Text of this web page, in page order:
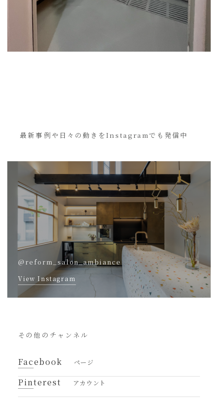
最新事例や日々の動きをInstagramでも発信中
@reform_salon_ambiance
View Instagram
その他のチャンネル
Facebook ページ
Pinterest アカウント